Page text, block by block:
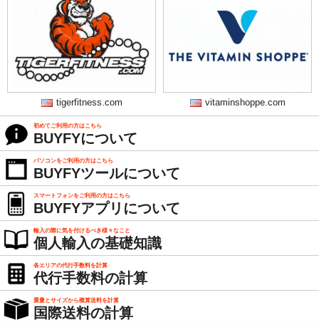
tigerfitness.com vitaminshoppe.com
初めてご利用の方はこちら
BUYFYについて
パソコンをご利用の方はこちら
BUYFYツールについて
スマートフォンをご利用の方はこちら
BUYFYアプリについて
輸入の際に気を付けるべき様々なこと
個人輸入の基礎知識
各エリアの代行手数料を計算
代行手数料の計算
重量とサイズから概算送料を計算
国際送料の計算